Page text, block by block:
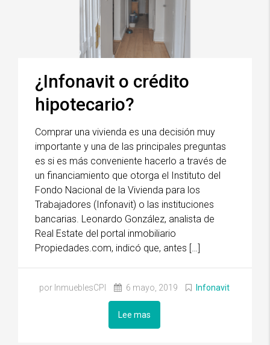
¿Infonavit o crédito
hipotecario?
Comprar una vivienda es una decisión muy
importante y una de las principales preguntas
es si es más conveniente hacerlo a través de
un financiamiento que otorga el Instituto del
Fondo Nacional de la Vivienda para los
Trabajadores (Infonavit) o las instituciones
bancarias. Leonardo González, analista de
Real Estate del portal inmobiliario
Propiedades.com, indicó que, antes […]
por InmueblesCPI 6 mayo, 2019 Infonavit
Lee mas